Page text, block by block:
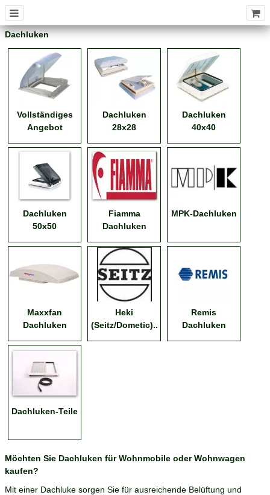
Dachluken
Vollständiges
Angebot
Dachluken
28x28
Dachluken
40x40
Dachluken
50x50
Fiamma
Dachluken
MPK-Dachluken
Maxxfan
Dachluken
Heki
(Seitz/Dometic)..
Remis
Dachluken
Dachluken-Teile
Möchten Sie Dachluken für Wohnmobile oder Wohnwagen
kaufen?
Mit einer Dachluke sorgen Sie für ausreichende Belüftung und